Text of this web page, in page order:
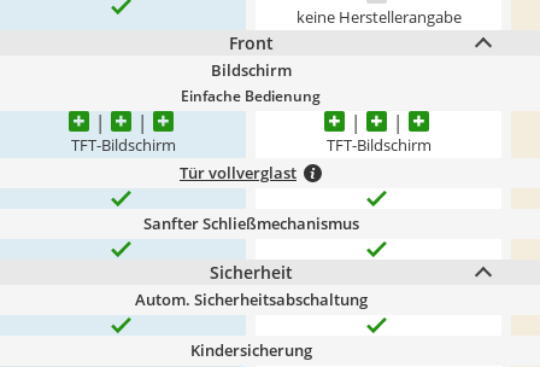
keine Herstellerangabe
Front
Bildschirm
Einfache Bedienung
TFT-Bildschirm TFT-Bildschirm
Tür vollverglast
Sanfter Schließmechanismus
Sicherheit
Autom. Sicherheitsabschaltung
Kindersicherung